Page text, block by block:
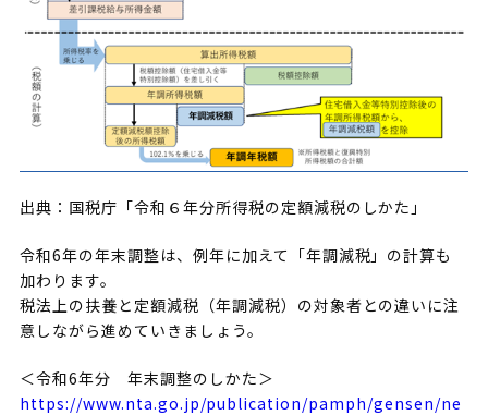
出典：国税庁「令和６年分所得税の定額減税のしかた」
令和6年の年末調整は、例年に加えて「年調減税」の計算も
加わります。
税法上の扶養と定額減税（年調減税）の対象者との違いに注
意しながら進めていきましょう。
＜令和6年分 年末調整のしかた＞
https://www.nta.go.jp/publication/pamph/gensen/ne